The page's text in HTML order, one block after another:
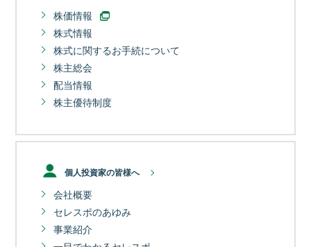
株価情報
株式情報
株式に関するお手続について
株主総会
配当情報
株主優待制度
個人投資家の皆様へ
会社概要
セレスポのあゆみ
事業紹介